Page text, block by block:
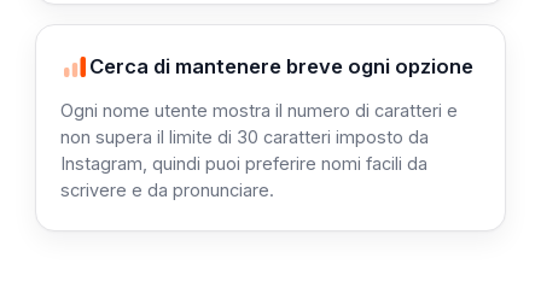
Cerca di mantenere breve ogni opzione
Ogni nome utente mostra il numero di caratteri e
non supera il limite di 30 caratteri imposto da
Instagram, quindi puoi preferire nomi facili da
scrivere e da pronunciare.